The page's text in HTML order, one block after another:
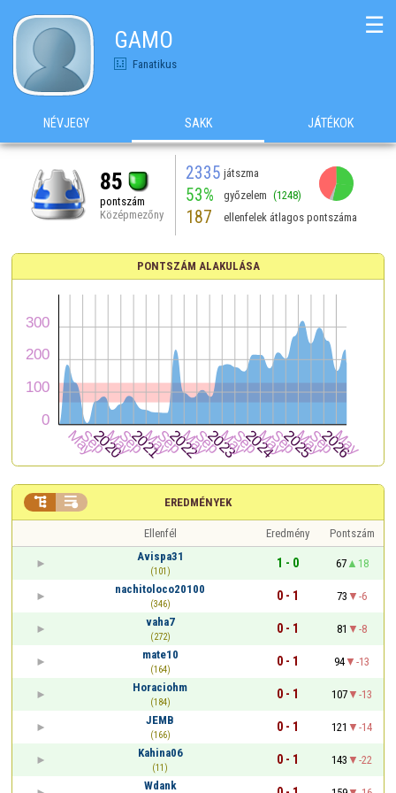
GAMO
Fanatikus
☰
NÉVJEGY SAKK JÁTÉKOK
85
pontszám
Középmezőny
2335 játszma
53% győzelem (1248)
187 ellenfelek átlagos pontszáma
PONTSZÁM ALAKULÁSA
EREDMÉNYEK
 
Ellenfél Eredmény
Pontszám
Avispa31
(101)
1 - 0 67
18
nachitoloco20100
(346)
0 - 1 73
-6
vaha7
(272)
0 - 1 81
-8
mate10
(164)
0 - 1 94
-13
Horaciohm
(184)
0 - 1 107
-13
JEMB
(166)
0 - 1 121
-14
Kahina06
(11)
0 - 1 143
-22
Wdank